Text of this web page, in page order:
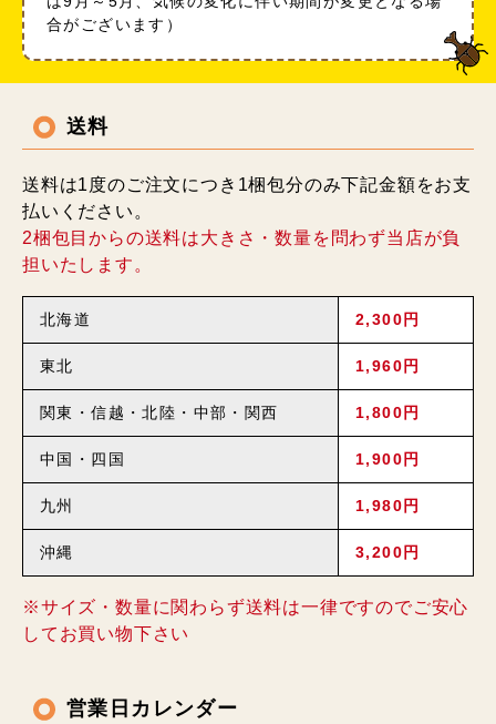
合がございます）
送料
送料は1度のご注文につき1梱包分のみ下記金額をお支
払いください。
2梱包目からの送料は大きさ・数量を問わず当店が負
担いたします。
北海道 2,300円
東北 1,960円
関東・信越・北陸・中部・関西 1,800円
中国・四国 1,900円
九州 1,980円
沖縄 3,200円
※サイズ・数量に関わらず送料は一律ですのでご安心
してお買い物下さい
営業日カレンダー